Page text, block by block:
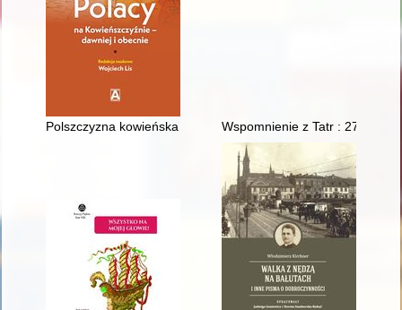
Polszczyzna kowieńska : historia i współczesność
Wspomnienie z Tatr : 27.5.1935